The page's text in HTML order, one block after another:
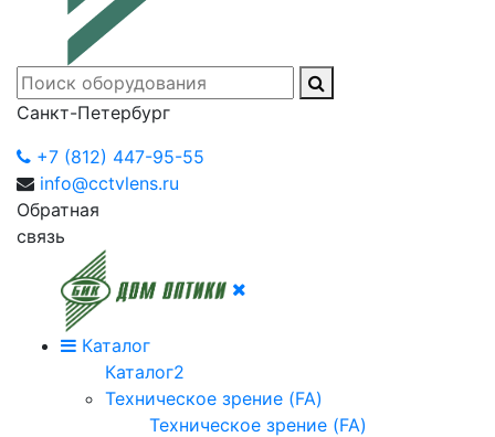
Санкт-Петербург
+7 (812) 447-95-55
info@cctvlens.ru
Обратная
связь
Каталог
Каталог2
Техническое зрение (FA)
Техническое зрение (FA)